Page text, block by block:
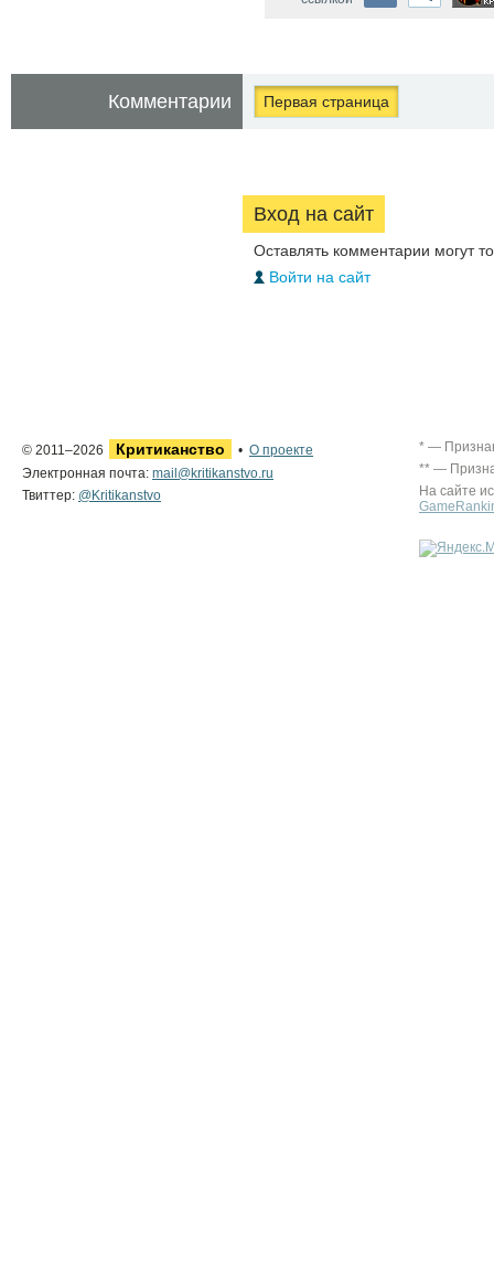
Комментарии Первая страница
Вход на сайт
Оставлять комментарии могут
Войти на сайт
© 2011–2026 Критиканство • О проекте
Электронная почта: mail@kritikanstvo.ru
Твиттер: @Kritikanstvo
* —
** —
На сайте